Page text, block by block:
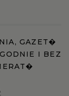
GAZET�
I BEZ